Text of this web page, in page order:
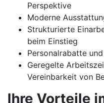
Perspektive
Moderne
Strukturierte
beim Einstieg
Personalrabatte
Geregelte
Vereinbarkeit von
Ihre Vorteile